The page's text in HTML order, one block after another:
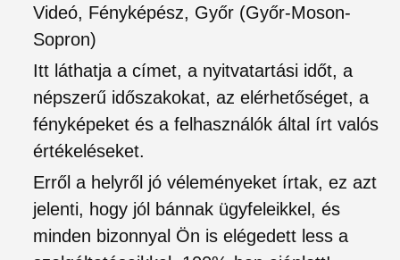
Videó, Fényképész, Győr (Győr-Moson-
Sopron)
Itt láthatja a címet, a nyitvatartási időt, a
népszerű időszakokat, az elérhetőséget, a
fényképeket és a felhasználók által írt valós
értékeléseket.
Erről a helyről jó véleményeket írtak, ez azt
jelenti, hogy jól bánnak ügyfeleikkel, és
minden bizonnyal Ön is elégedett less a